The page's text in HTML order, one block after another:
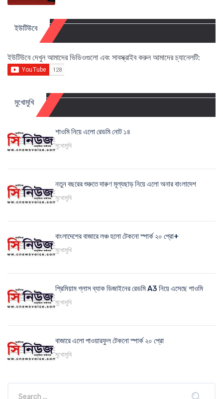
ইউটিউবে
ইউটিউবে দেখুন আমাদের ভিডিওগুলো এবং সাবস্ক্রাইব করুন আমাদের চ্যানেলটি:
মুখোমুখি
শাওমি নিয়ে এলো রেডমি নোট ১৪
মুখোমুখি
নতুন বছরের শুরুতে দারুণ মূল্যছাড় নিয়ে এলো অনার বাংলাদেশ
মুখোমুখি
বাংলাদেশের বাজারে লঞ্চ হলো টেকনো স্পার্ক ২০ প্রো+
মুখোমুখি
প্রিমিয়াম গ্লাস ব্যাক ডিজাইনের রেডমি A3 নিয়ে এসেছে শাওমি
মুখোমুখি
বাজারে এলো পাওয়ারফুল টেকনো স্পার্ক ২০ প্রো
মুখোমুখি